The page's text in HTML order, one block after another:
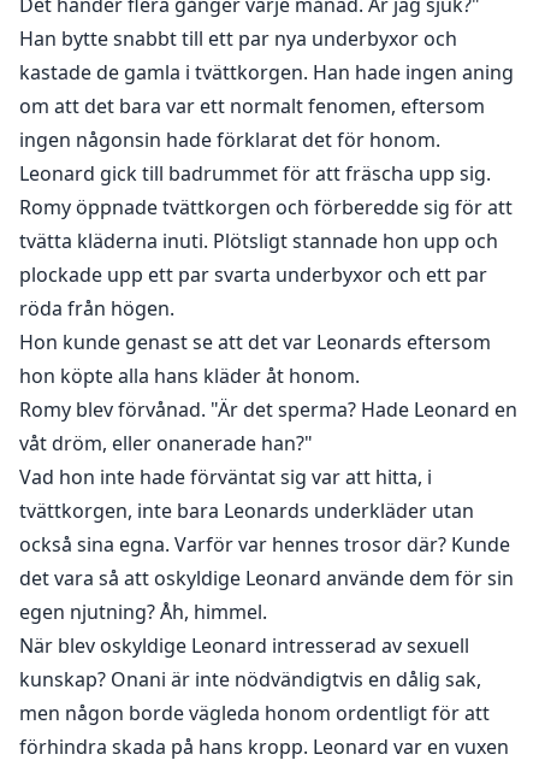
Han bytte snabbt till ett par nya underbyxor och
kastade de gamla i tvättkorgen. Han hade ingen aning
om att det bara var ett normalt fenomen, eftersom
ingen någonsin hade förklarat det för honom.
Leonard gick till badrummet för att fräscha upp sig.
Romy öppnade tvättkorgen och förberedde sig för att
tvätta kläderna inuti. Plötsligt stannade hon upp och
plockade upp ett par svarta underbyxor och ett par
röda från högen.
Hon kunde genast se att det var Leonards eftersom
hon köpte alla hans kläder åt honom.
Romy blev förvånad. "Är det sperma? Hade Leonard en
våt dröm, eller onanerade han?"
Vad hon inte hade förväntat sig var att hitta, i
tvättkorgen, inte bara Leonards underkläder utan
också sina egna. Varför var hennes trosor där? Kunde
det vara så att oskyldige Leonard använde dem för sin
egen njutning? Åh, himmel.
När blev oskyldige Leonard intresserad av sexuell
kunskap? Onani är inte nödvändigtvis en dålig sak,
men någon borde vägleda honom ordentligt för att
förhindra skada på hans kropp. Leonard var en vuxen